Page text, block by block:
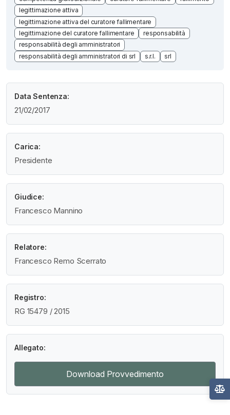
legittimazione attiva
legittimazione attiva del curatore fallimentare
legittimazione del curatore fallimentare
responsabilità
responsabilità degli amministratori
responsabilità degli amministratori di srl
s.r.l. srl
Data Sentenza:
21/02/2017
Carica:
Presidente
Giudice:
Francesco Mannino
Relatore:
Francesco Remo Scerrato
Registro:
RG 15479 / 2015
Allegato:
Download Provvedimento